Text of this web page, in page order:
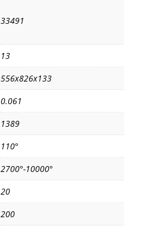
33491
13
556x826x133
0.061
1389
110°
2700°-10000°
20
200